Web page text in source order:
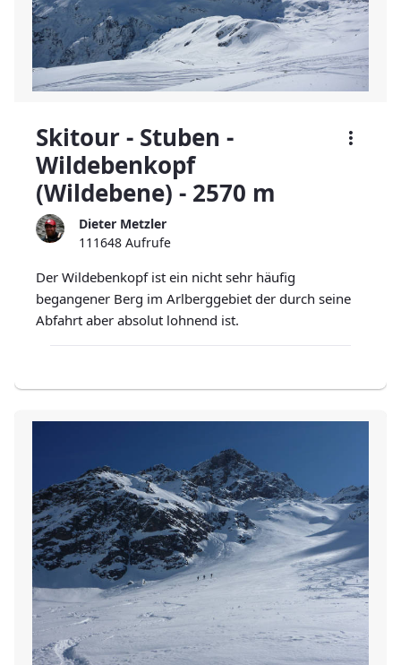
Skitour - Stuben -
Wildebenkopf
(Wildebene) - 2570 m
Dieter Metzler
111648 Aufrufe
Der Wildebenkopf ist ein nicht sehr häufig
begangener Berg im Arlberggebiet der durch seine
Abfahrt aber absolut lohnend ist.